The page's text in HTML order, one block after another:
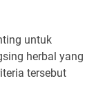
untuk
herbal yang
tersebut